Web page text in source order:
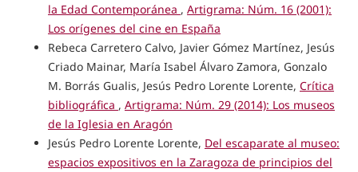
la Edad Contemporánea , Artigrama: Núm. 16 (2001):
Los orígenes del cine en España
Rebeca Carretero Calvo, Javier Gómez Martínez, Jesús
Criado Mainar, María Isabel Álvaro Zamora, Gonzalo
M. Borrás Gualis, Jesús Pedro Lorente Lorente, Crítica
bibliográfica , Artigrama: Núm. 29 (2014): Los museos
de la Iglesia en Aragón
Jesús Pedro Lorente Lorente, Del escaparate al museo:
espacios expositivos en la Zaragoza de principios del